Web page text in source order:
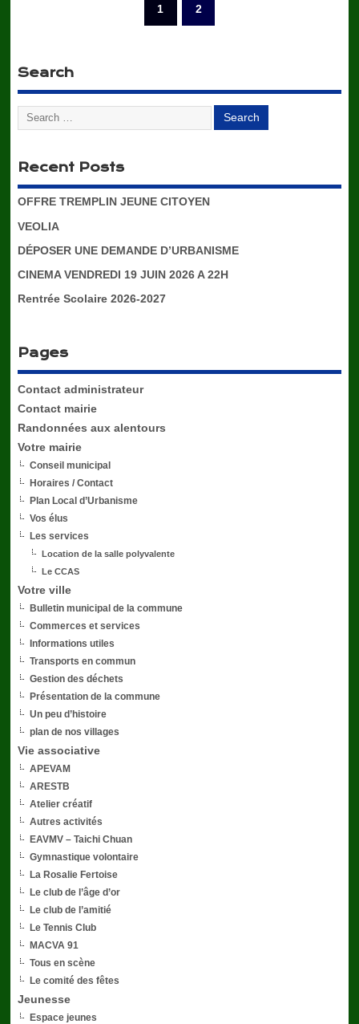
1 2
Search
Recent Posts
OFFRE TREMPLIN JEUNE CITOYEN
VEOLIA
DÉPOSER UNE DEMANDE D’URBANISME
CINEMA VENDREDI 19 JUIN 2026 A 22H
Rentrée Scolaire 2026-2027
Pages
Contact administrateur
Contact mairie
Randonnées aux alentours
Votre mairie
Conseil municipal
Horaires / Contact
Plan Local d’Urbanisme
Vos élus
Les services
Location de la salle polyvalente
Le CCAS
Votre ville
Bulletin municipal de la commune
Commerces et services
Informations utiles
Transports en commun
Gestion des déchets
Présentation de la commune
Un peu d’histoire
plan de nos villages
Vie associative
APEVAM
ARESTB
Atelier créatif
Autres activités
EAVMV – Taichi Chuan
Gymnastique volontaire
La Rosalie Fertoise
Le club de l’âge d’or
Le club de l’amitié
Le Tennis Club
MACVA 91
Tous en scène
Le comité des fêtes
Jeunesse
Espace jeunes